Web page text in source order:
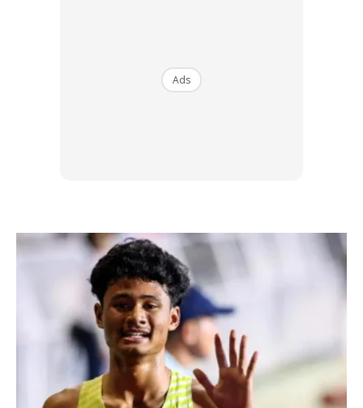
yang lebih besar daripada sekadar perlumbaan.
“Toyota SYI Outrun telah menjadi acara larian pertengahan
tahun yang sentiasa mendapat sambutan kerana ia mudah
disertai, membawa suasana positif dan menyokong satu
misi yang terus relevan.
Ads